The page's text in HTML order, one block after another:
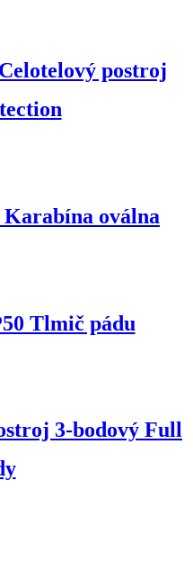
postroj
oválna
Tlmič pádu
3-bodový Full